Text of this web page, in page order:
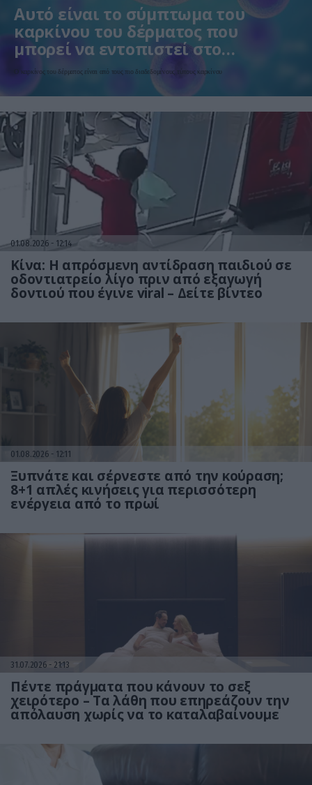
Αυτό είναι το σύμπτωμα του
καρκίνου του δέρματος που
μπορεί να εντοπιστεί στο
κομμωτήριο! – Τι δείχνει νέα
έρευνα
Ο καρκίνος του δέρματος είναι από τους πιο διαδεδομένους τύπους καρκίνου
01.08.2026 12:14
Κίνα: Η απρόσμενη αντίδραση παιδιού σε
οδοντιατρείο λίγο πριν από εξαγωγή
δοντιού που έγινε viral – Δείτε βίντεο
01.08.2026 12:11
Ξυπνάτε και σέρνεστε από την κούραση;
8+1 απλές κινήσεις για περισσότερη
ενέργεια από το πρωί
31.07.2026 21:13
Πέντε πράγματα που κάνουν το σεξ
χειρότερο – Τα λάθη που επηρεάζουν την
απόλαυση χωρίς να το καταλαβαίνουμε